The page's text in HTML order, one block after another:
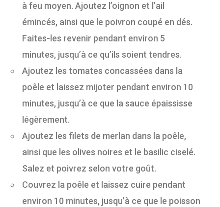
à feu moyen. Ajoutez l’oignon et l’ail
émincés, ainsi que le poivron coupé en dés.
Faites-les revenir pendant environ 5
minutes, jusqu’à ce qu’ils soient tendres.
Ajoutez les tomates concassées dans la
poêle et laissez mijoter pendant environ 10
minutes, jusqu’à ce que la sauce épaississe
légèrement.
Ajoutez les filets de merlan dans la poêle,
ainsi que les olives noires et le basilic ciselé.
Salez et poivrez selon votre goût.
Couvrez la poêle et laissez cuire pendant
environ 10 minutes, jusqu’à ce que le poisson